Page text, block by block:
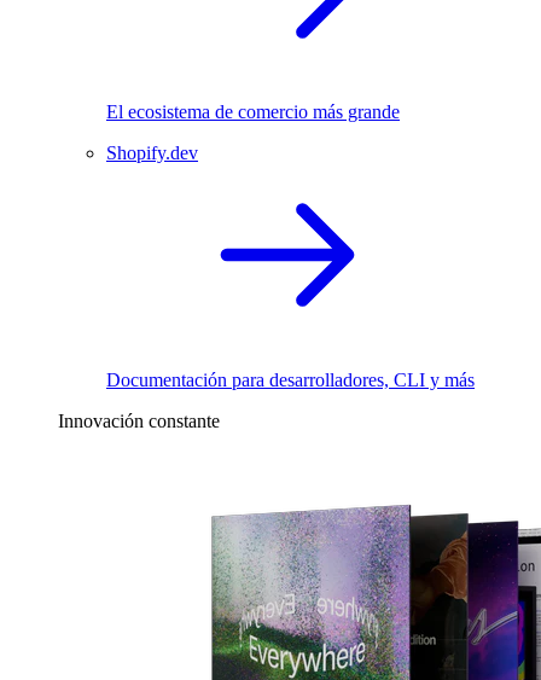
El ecosistema de comercio más grande
Shopify.dev
Documentación para desarrolladores, CLI y más
Innovación constante